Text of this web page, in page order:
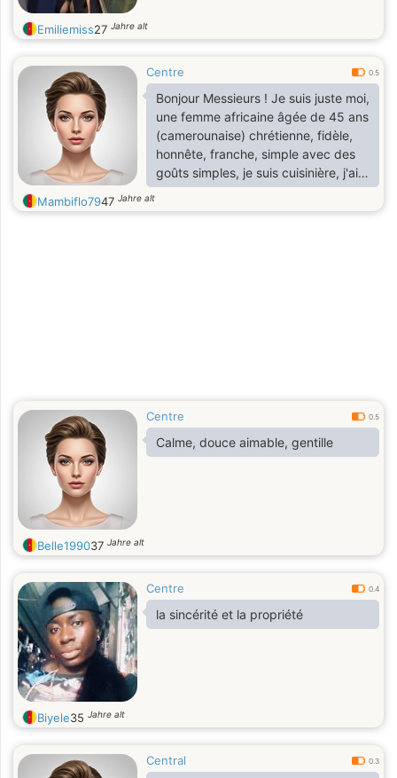
Emiliemiss27 Jahre alt
Centre 0.5
Bonjour Messieurs ! Je suis juste moi,
une femme africaine âgée de 45 ans
(camerounaise) chrétienne, fidèle,
honnête, franche, simple avec des
goûts simples, je suis cuisinière, j'ai
des qualités et des défauts.
Mambiflo7947 Jahre alt
Centre 0.5
Calme, douce aimable, gentille
Belle199037 Jahre alt
Centre 0.4
la sincérité et la propriété
Biyele35 Jahre alt
Central 0.3